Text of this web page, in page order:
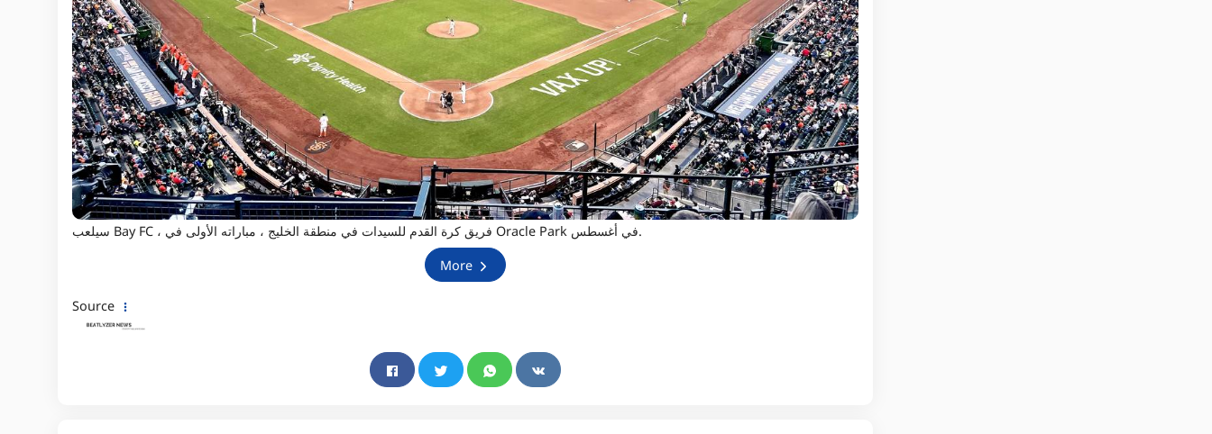
سيلعب Bay FC ، فريق كرة القدم للسيدات في منطقة الخليج ، مباراته الأولى في Oracle Park في أغسطس.
More
Source